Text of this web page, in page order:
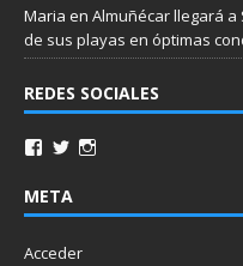
Maria en Almuñécar llegará a
de sus playas en óptimas
REDES SOCIALES
META
Acceder